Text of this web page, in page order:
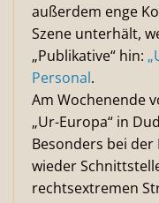
außerdem enge
Szene unterhält,
„Publikative“ hin:
Personal.
Am Wochenende
„Ur-Europa“ in
Besonders bei
wieder
rechtsextremen